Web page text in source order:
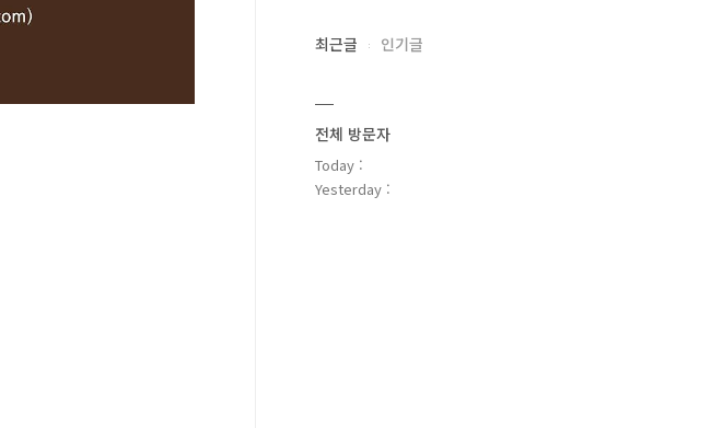
최근글 인기글
전체 방문자
Today :
Yesterday :